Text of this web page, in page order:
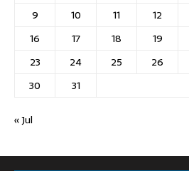
9
10 11 12
16
17 18 19
23
24 25 26
30
31
« Jul